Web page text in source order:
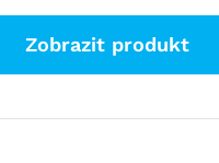
Zobrazit produkt